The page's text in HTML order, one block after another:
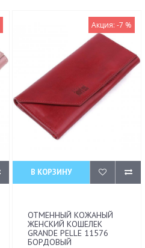
Акция: -7 %
В КОРЗИНУ
ОТМЕННЫЙ КОЖАНЫЙ
ЖЕНСКИЙ КОШЕЛЕК
GRANDE PELLE 11576
БОРДОВЫЙ